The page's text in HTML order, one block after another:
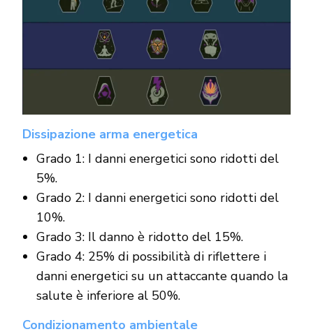
Dissipazione arma energetica
Grado 1: I danni energetici sono ridotti del
5%.
Grado 2: I danni energetici sono ridotti del
10%.
Grado 3: Il danno è ridotto del 15%.
Grado 4: 25% di possibilità di riflettere i
danni energetici su un attaccante quando la
salute è inferiore al 50%.
Condizionamento ambientale